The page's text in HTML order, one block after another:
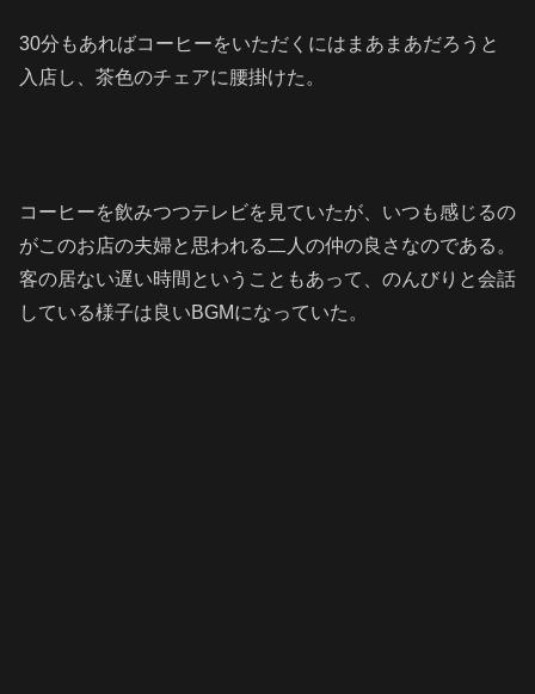
30分もあればコーヒーをいただくにはまあまあだろうと
入店し、茶色のチェアに腰掛けた。
コーヒーを飲みつつテレビを見ていたが、 いつも感じるの
がこのお店の夫婦と思われる二人の仲の良さなのである。
客の居ない遅い時間ということもあって、のんびりと会話
している様子は良いBGMになっていた。